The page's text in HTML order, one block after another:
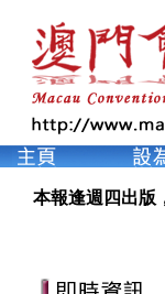
本報逢週四出版